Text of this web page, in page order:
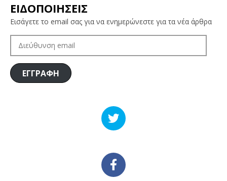
ΕΙΔΟΠΟΙΗΣΕΙΣ
Εισάγετε το email σας για να ενημερώνεστε για τα νέα άρθρα
ΔΙΕΎΘΥΝΣΗ
ΕΓΓΡΑΦΗ